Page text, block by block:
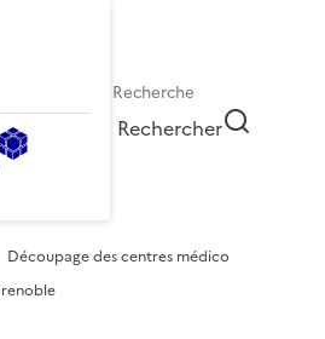
Rechercher
Découpage des centres médico